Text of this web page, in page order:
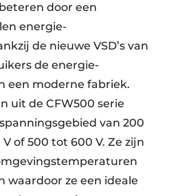
door een
energie-
de nieuwe VSD’s van
de energie-
een moderne fabriek.
uit de CFW500 serie
van 200
of 500 tot 600 V. Ze zijn
waardoor ze een ideale